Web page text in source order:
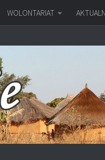
WOLONTARIAT